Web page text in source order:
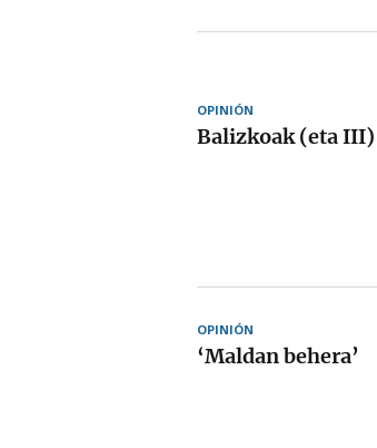
OPINIÓN
Balizkoak (eta III)
OPINIÓN
‘Maldan behera’